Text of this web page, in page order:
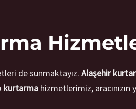
de sunmaktayız. Alaşehir
kurtarma hizmetlerimiz,